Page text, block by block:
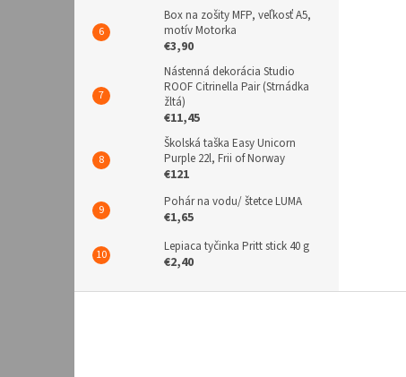
Box na zošity MFP, veľkosť A5,
motív Motorka
€3,90
Nástenná dekorácia Studio
ROOF Citrinella Pair (Strnádka
žltá)
€11,45
Školská taška Easy Unicorn
Purple 22l, Frii of Norway
€121
Pohár na vodu/ štetce LUMA
€1,65
Lepiaca tyčinka Pritt stick 40 g
€2,40